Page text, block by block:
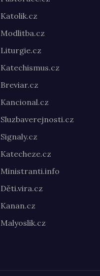
Katolik.cz
Modlitba.cz
Liturgie.cz
Katechismus.cz
Breviar.cz
Kancional.cz
Sluzbaverejnosti.cz
Signaly.cz
Katecheze.cz
Ministranti.info
Děti.vira.cz
Kanan.cz
Malyoslik.cz